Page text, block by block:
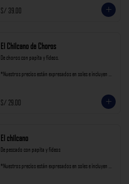
S/ 39.00
El Chilcano de Choros
De choros con papita y fideos.
*Nuestros precios están expresados en soles e incluyen
S/ 29.00
El chilcano
De pescado con papita y fideos
*Nuestros precios están expresados en soles e incluyen